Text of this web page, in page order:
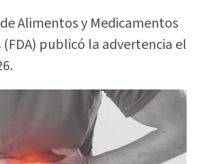
Alimentos y Medicamentos
(FDA) publicó la advertencia el